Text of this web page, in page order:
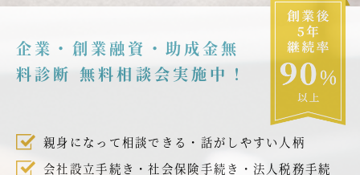
企業・創業融資・助成金無
料診断 無料相談会実施中！
親身になって相談できる・話がしやすい人柄
会社設立手続き・社会保険手続き・法人税務手続